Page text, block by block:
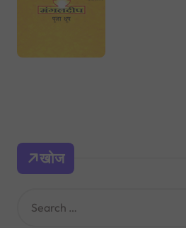
खोज